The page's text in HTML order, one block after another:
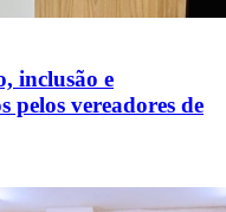
inclusão e
pelos vereadores de